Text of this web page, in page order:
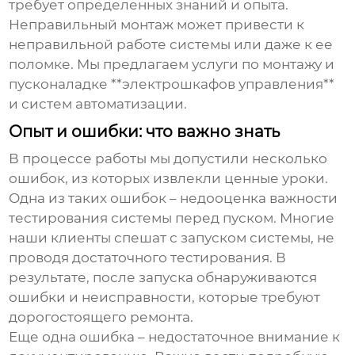
требует определенных знаний и опыта.
Неправильный монтаж может привести к
неправильной работе системы или даже к ее
поломке. Мы предлагаем услуги по монтажу и
пусконаладке **электрошкафов управления**
и систем автоматизации.
Опыт и ошибки: что важно знать
В процессе работы мы допустили несколько
ошибок, из которых извлекли ценные уроки.
Одна из таких ошибок – недооценка важности
тестирования системы перед пуском. Многие
наши клиенты спешат с запуском системы, не
проводя достаточного тестирования. В
результате, после запуска обнаруживаются
ошибки и неисправности, которые требуют
дорогостоящего ремонта.
Еще одна ошибка – недостаточное внимание к